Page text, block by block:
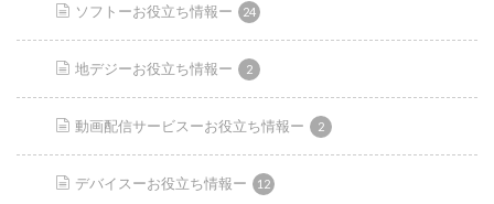
ソフトーお役立ち情報ー 24
地デジーお役立ち情報ー 2
動画配信サービスーお役立ち情報ー 2
デバイスーお役立ち情報ー 12